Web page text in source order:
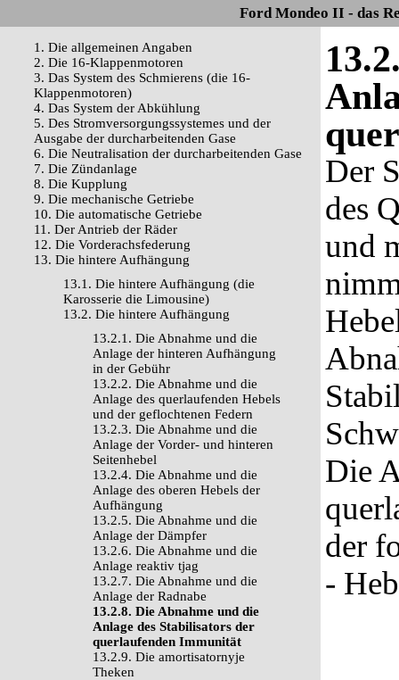
Ford Mondeo II - das
1. Die allgemeinen Angaben
2. Die 16-Klappenmotoren
3. Das System des Schmierens (die 16-
Klappenmotoren)
4. Das System der Abkühlung
5. Des Stromversorgungssystemes und der
Ausgabe der durcharbeitenden Gase
6. Die Neutralisation der durcharbeitenden Gase
7. Die Zündanlage
8. Die Kupplung
9. Die mechanische Getriebe
10. Die automatische Getriebe
11. Der Antrieb der Räder
12. Die Vorderachsfederung
13. Die hintere Aufhängung
13.1. Die hintere Aufhängung (die
Karosserie die Limousine)
13.2. Die hintere Aufhängung
13.2.1. Die Abnahme und die
Anlage der hinteren Aufhängung
in der Gebühr
13.2.2. Die Abnahme und die
Anlage des querlaufenden Hebels
und der geflochtenen Federn
13.2.3. Die Abnahme und die
Anlage der Vorder- und hinteren
Seitenhebel
13.2.4. Die Abnahme und die
Anlage des oberen Hebels der
Aufhängung
13.2.5. Die Abnahme und die
Anlage der Dämpfer
13.2.6. Die Abnahme und die
Anlage reaktiv tjag
13.2.7. Die Abnahme und die
Anlage der Radnabe
13.2.8. Die Abnahme und die
Anlage des Stabilisators der
querlaufenden Immunität
13.2.9. Die amortisatornyje
Theken
Der
des
und
Die
der
-